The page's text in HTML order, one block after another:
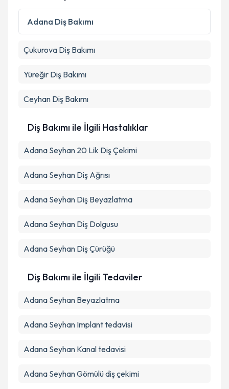
kapsamda işlenmesini kabul ediyorum.
Takvim Talebini Gönder
Adana Diş Bakımı
Çukurova Diş Bakımı
Yüreğir Diş Bakımı
Ceyhan Diş Bakımı
Diş Bakımı ile İlgili Hastalıklar
Adana Seyhan 20 Lik Diş Çekimi
Adana Seyhan Diş Ağrısı
Adana Seyhan Diş Beyazlatma
Adana Seyhan Diş Dolgusu
Adana Seyhan Diş Çürüğü
Diş Bakımı ile İlgili Tedaviler
Adana Seyhan Beyazlatma
Adana Seyhan Implant tedavisi
Adana Seyhan Kanal tedavisi
Adana Seyhan Gömülü diş çekimi